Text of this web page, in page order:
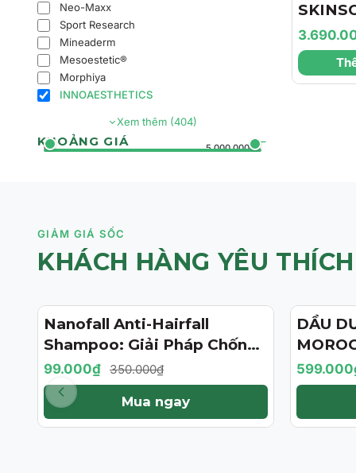
Neo-Maxx
Sport Research
Mineaderm
Mesoestetic®
Morphiya
INNOAESTHETICS
Xem thêm (404)
KHOẢNG GIÁ
0đ 5.000.000đ+
Marini
Face
Chất
GIẢM GIÁ SỐC
KHÁCH HÀNG YÊU THÍCH
- 72%
Nanofall Anti-Hairfall
Shampoo: Giải Pháp Chống
Rụng & Kích Thích Mọc Tóc
Chuẩn Y Khoa
99.000₫ 350.000₫
Mua ngay
- 57%
DẦU
BẢN